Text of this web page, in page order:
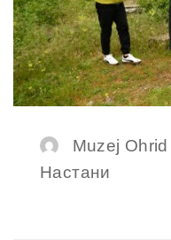
Muzej Ohrid
Настани